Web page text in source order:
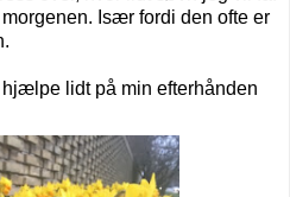
Især fordi den ofte er
lidt på min efterhånden